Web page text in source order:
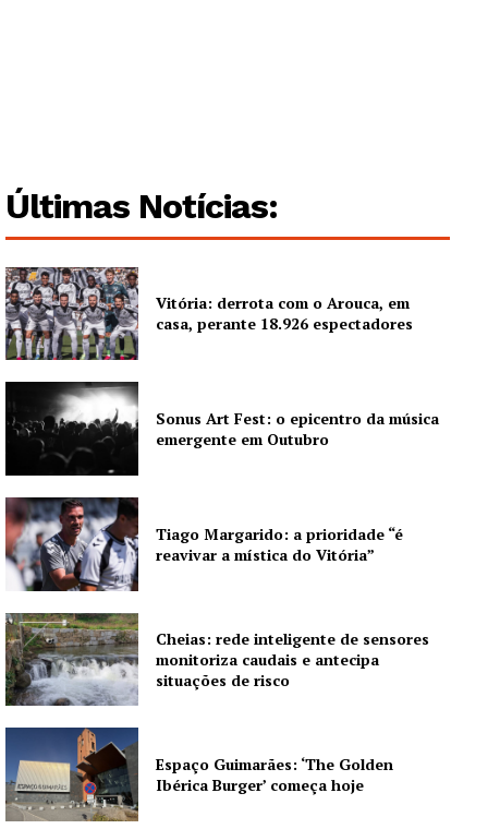
Institucional
Artigos
Edição Digital
Europa
Grande Entrevista
Publicidade
Quero ser Assinante
Últimas Notícias:
Vitória: derrota com o Arouca, em
casa, perante 18.926 espectadores
Sonus Art Fest: o epicentro da música
emergente em Outubro
Tiago Margarido: a prioridade “é
reavivar a mística do Vitória”
Cheias: rede inteligente de sensores
monitoriza caudais e antecipa
situações de risco
Espaço Guimarães: ‘The Golden
Ibérica Burger’ começa hoje